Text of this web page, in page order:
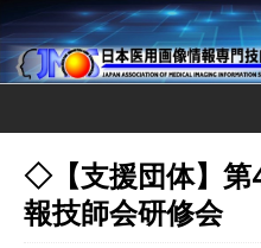
◇【支援団体】第
報技師会研修会